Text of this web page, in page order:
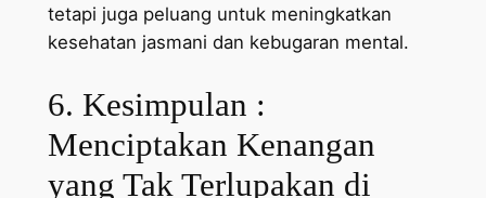
tetapi juga peluang untuk meningkatkan
kesehatan jasmani dan kebugaran mental.
6. Kesimpulan :
Menciptakan Kenangan
yang Tak Terlupakan di